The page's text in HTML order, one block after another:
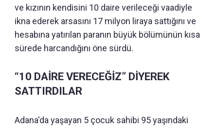
ve kızının kendisini 10 daire verileceği vaadiyle
ikna ederek arsasını 17 milyon liraya sattığını ve
hesabına yatırılan paranın büyük bölümünün kısa
sürede harcandığını öne sürdü.
“10 DAİRE VERECEĞİZ” DİYEREK
SATTIRDILAR
Adana'da yaşayan 5 çocuk sahibi 95 yaşındaki